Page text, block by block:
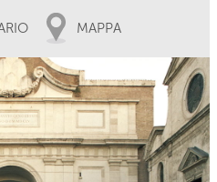
MAPPA